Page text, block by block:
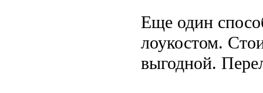
Еще один
лоукостом.
выгодной.